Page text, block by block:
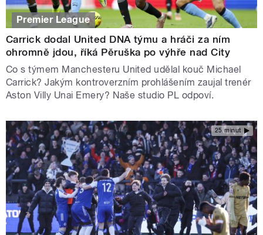
Premier League
Carrick dodal United DNA týmu a hráči za ním
ohromně jdou, říká Pěruška po výhře nad City
Co s týmem Manchesteru United udělal kouč Michael
Carrick? Jakým kontroverzním prohlášením zaujal trenér
Aston Villy Unai Emery? Naše studio PL odpoví.
25 minut